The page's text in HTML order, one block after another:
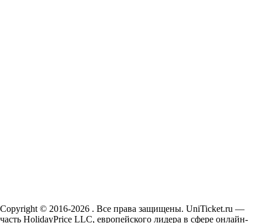
Copyright © 2016-2026 . Все права защищены. UniTicket.ru —
часть HolidayPrice LLC, европейского лидера в сфере онлайн-